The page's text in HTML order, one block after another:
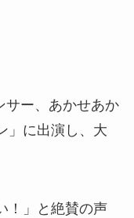
サー、あかせあか
」に出演し、大
！」と絶賛の声